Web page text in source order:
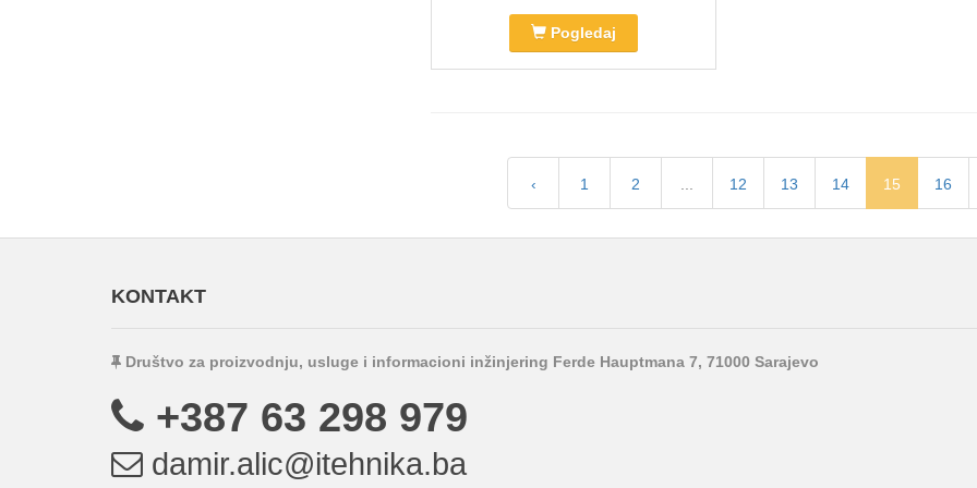
Pogledaj
‹ 1 2 12 13 14 15 16
KONTAKT
Društvo za proizvodnju, usluge i informacioni inžinjering Ferde Hauptmana 7, 71000 Sarajevo
+387 63 298 979
damir.alic@itehnika.ba